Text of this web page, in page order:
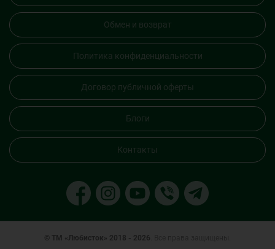
Обмен и возврат
Политика конфиденциальности
Договор публичной оферты
Блоги
Контакты
© ТМ «Любисток» 2018 - 2026